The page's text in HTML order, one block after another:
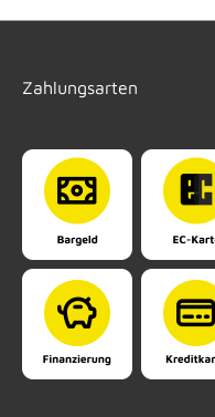
Zahlungsarten